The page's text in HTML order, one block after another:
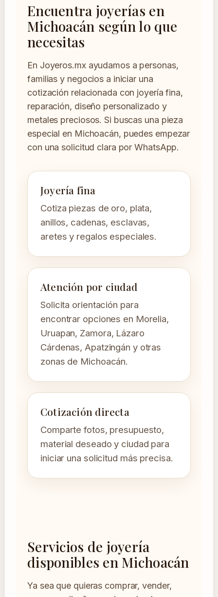
Encuentra joyerías en
Michoacán según lo que
necesitas
En Joyeros.mx ayudamos a personas,
familias y negocios a iniciar una
cotización relacionada con joyería fina,
reparación, diseño personalizado y
metales preciosos. Si buscas una pieza
especial en Michoacán, puedes empezar
con una solicitud clara por WhatsApp.
Joyería fina
Cotiza piezas de oro, plata,
anillos, cadenas, esclavas,
aretes y regalos especiales.
Atención por ciudad
Solicita orientación para
encontrar opciones en Morelia,
Uruapan, Zamora, Lázaro
Cárdenas, Apatzingán y otras
zonas de Michoacán.
Cotización directa
Comparte fotos, presupuesto,
material deseado y ciudad para
iniciar una solicitud más precisa.
Servicios de joyería
disponibles en Michoacán
Ya sea que quieras comprar, vender,